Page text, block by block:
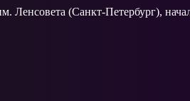
Ленсовета (Санкт-Петербург),